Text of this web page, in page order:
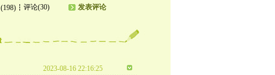
(198) 评论(30) 发表评论
2023-08-16 22:16:25